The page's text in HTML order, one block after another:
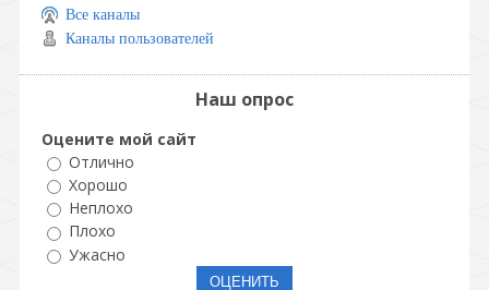
Все каналы
Каналы пользователей
Наш опрос
Оцените мой сайт
Отлично
Хорошо
Неплохо
Плохо
Ужасно